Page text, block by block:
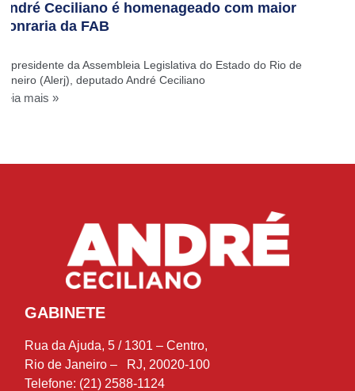
André Ceciliano é homenageado com maior
honraria da FAB
O presidente da Assembleia Legislativa do Estado do Rio de
Janeiro (Alerj), deputado André Ceciliano
Leia mais »
GABINETE
Rua da Ajuda, 5 / 1301 – Centro,
Rio de Janeiro – RJ, 20020-100
Telefone: (21) 2588-1124